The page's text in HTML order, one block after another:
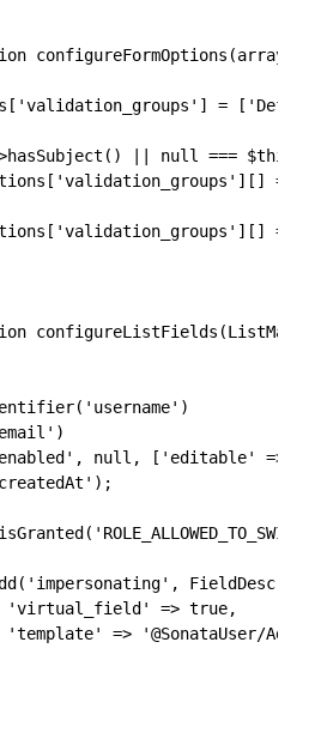
configureFormOptions(array
=
|| null === $this-
=
=
null, ['editable' =>
=> true,
'template' => '@SonataUser/